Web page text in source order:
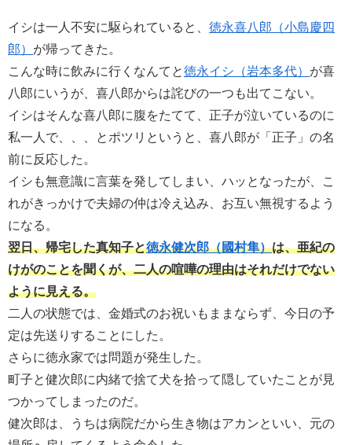
イシは一人不安に駆られていると、 徳永喜八郎（小島慶四
郎） が帰ってきた。
こんな時に飲みに行くなんてと徳永イシ（岩本多代） が喜
八郎にいうが、喜八郎からは詫びの一つも出てこない。
イシはそんな喜八郎に腹をたてて、正子が泣いているのに
私一人で、、、とポツリというと、喜八郎が「正子」の名
前に反応した。
イシも無意識に言葉を発してしまい、ハッとなったが、こ
れがきっかけで夫婦の仲は冷え込み、お互い無視するよう
になる。
翌日、帰宅した真知子と徳永健次郎（國村隼）は、亜紀の
けがのことを聞くが、二人の喧嘩の理由はそれだけでない
ように見える。
二人の状態では、金婚式のお祝いもままならず、今日の予
定は先送りすることにした。
さらに徳永家では問題が発生した。
町子と健次郎に内緒で捨て犬を拾って隠していたことが見
つかってしまったのだ。
健次郎は、うちは病院だから生き物はアカンといい、元の